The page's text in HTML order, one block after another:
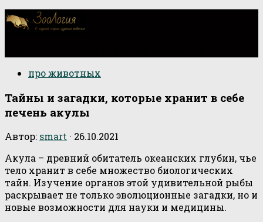
про животных
Тайны и загадки, которые хранит в себе
печень акулы
Автор: smart · 26.10.2021
Акула – древний обитатель океанских глубин, чье
тело хранит в себе множество биологических
тайн. Изучение органов этой удивительной рыбы
раскрывает не только эволюционные загадки, но и
новые возможности для науки и медицины.